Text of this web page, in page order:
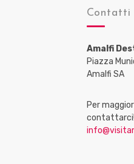
Contatti
Amalfi
Piazza
Amalfi SA
Per
contattarci!